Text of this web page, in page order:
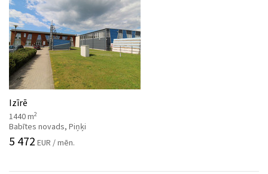
Izīrē
1440 m2
Babītes novads, Piņķi
5 472 EUR / mēn.